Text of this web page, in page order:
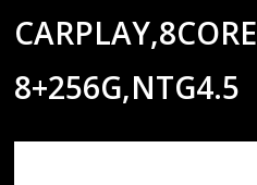
CARPLAY,8CORE
8+256G,NTG4.5